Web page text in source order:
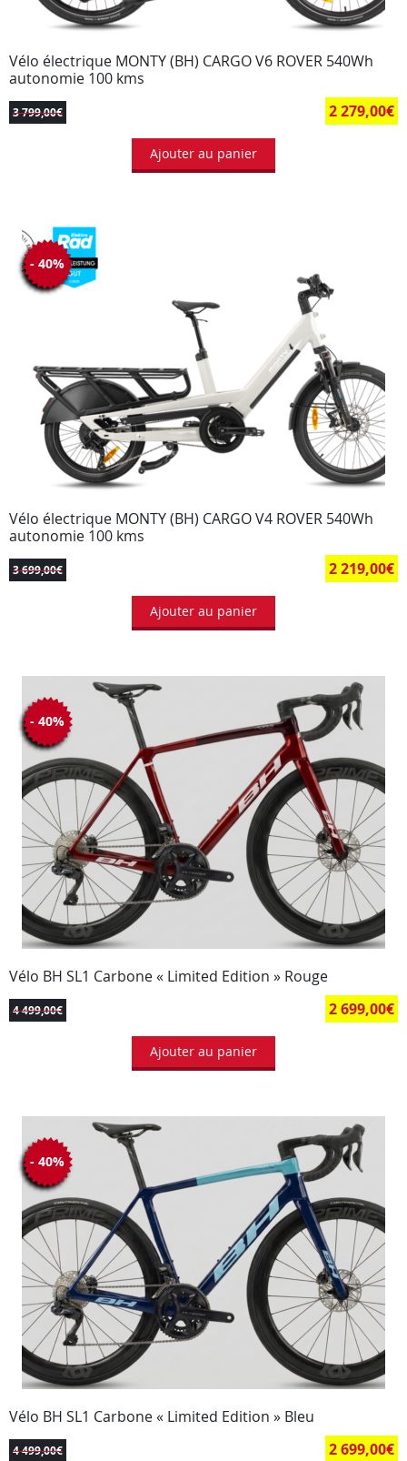
Vélo électrique MONTY (BH) CARGO V6 ROVER 540Wh
autonomie 100 kms
3 799,00€ 2 279,00€
Ajouter au panier
Vélo électrique MONTY (BH) CARGO V4 ROVER 540Wh
autonomie 100 kms
3 699,00€ 2 219,00€
- 40%
Ajouter au panier
Vélo BH SL1 Carbone « Limited Edition » Rouge
4 499,00€ 2 699,00€
- 40%
Ajouter au panier
Vélo BH SL1 Carbone « Limited Edition » Bleu
4 499,00€ 2 699,00€
- 40%